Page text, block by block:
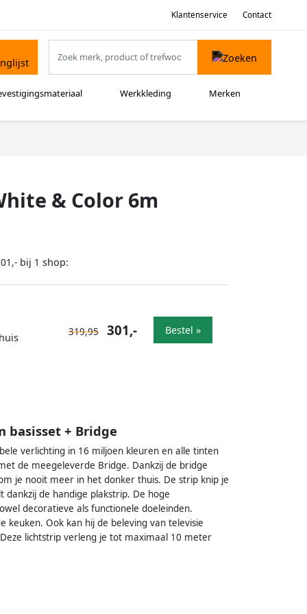
Klantenservice Contact
Werkkleding Merken
& Color 6m
bij 1 shop:
319,95 301,- Bestel »
basisset + Bridge
verlichting in 16 miljoen kleuren en alle tinten
de meegeleverde Bridge. Dankzij de bridge
je nooit meer in het donker thuis. De strip knip je
de handige plakstrip. De hoge
decoratieve als functionele doeleinden.
Ook kan hij de beleving van televisie
lichtstrip verleng je tot maximaal 10 meter